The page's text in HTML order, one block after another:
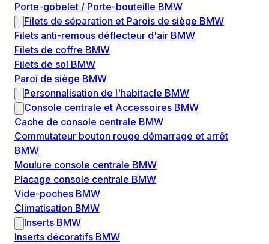
Porte-gobelet / Porte-bouteille BMW
Filets de séparation et Parois de siège BMW
Filets anti-remous déflecteur d'air BMW
Filets de coffre BMW
Filets de sol BMW
Paroi de siège BMW
Personnalisation de l'habitacle BMW
Console centrale et Accessoires BMW
Cache de console centrale BMW
Commutateur bouton rouge démarrage et arrêt
BMW
Moulure console centrale BMW
Placage console centrale BMW
Vide-poches BMW
Climatisation BMW
Inserts BMW
Inserts décoratifs BMW